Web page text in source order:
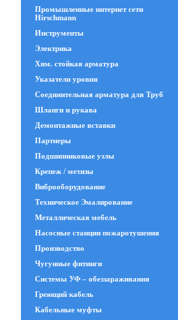
Промышленные интернет сети
Hirschmann
Инструменты
Электрика
Хим. стойкая арматура
Указатели уровня
Соединительная арматура для Труб
Шланги и рукава
Демонтажные вставки
Партнеры
Подшипниковые узлы
Крепеж / метизы
Виброоборудование
Техническое Эмалирование
Металлическая мебель
Насосные станции пожаротушения
Производство
Чугунные фитинги
Системы УФ – обеззараживания
Греющий кабель
Кабельные муфты